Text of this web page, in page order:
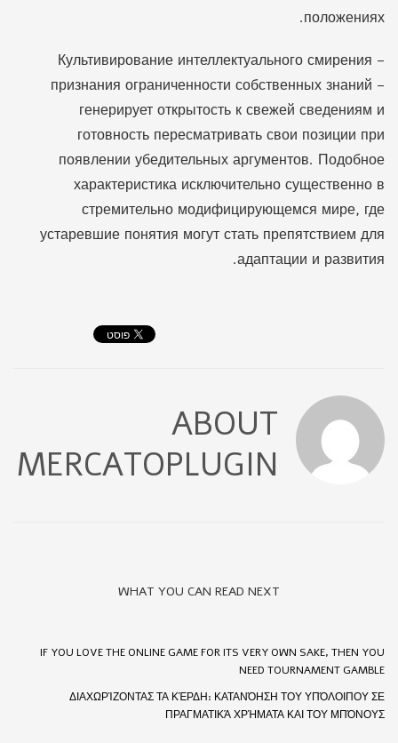
положениях.
Культивирование интеллектуального смирения –
признания ограниченности собственных знаний –
генерирует открытость к свежей сведениям и
готовность пересматривать свои позиции при
появлении убедительных аргументов. Подобное
характеристика исключительно существенно в
стремительно модифицирующемся мире, где
устаревшие понятия могут стать препятствием для
адаптации и развития.
ABOUT
MERCATOPLUGIN
WHAT YOU CAN READ NEXT
IF YOU LOVE THE ONLINE GAME FOR ITS VERY OWN SAKE, THEN YOU
NEED TOURNAMENT GAMBLE
ΔΙΑΧΩΡΊΖΟΝΤΑΣ ΤΑ ΚΈΡΔΗ: ΚΑΤΑΝΌΗΣΗ ΤΟΥ ΥΠΌΛΟΙΠΟΥ ΣΕ
ΠΡΑΓΜΑΤΙΚΆ ΧΡΉΜΑΤΑ ΚΑΙ ΤΟΥ ΜΠΌΝΟΥΣ